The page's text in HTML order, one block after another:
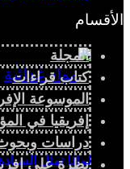
لماذا تمثل
الأقسام
المجلة
كتاب قراءات
الموسوعة
إفريقيا في
دراسات
نظرة على